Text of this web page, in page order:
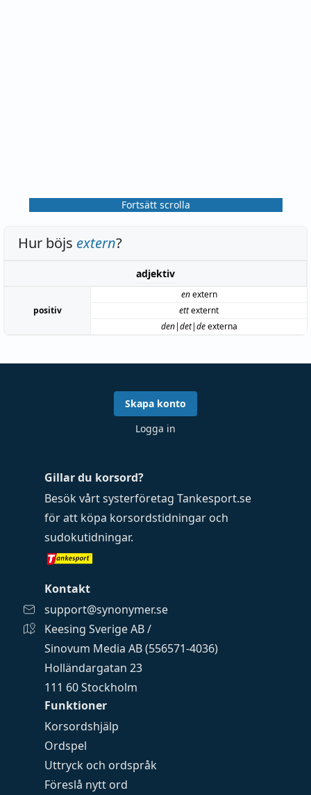
Fortsätt scrolla
Hur böjs extern?
adjektiv
positiv
enextern
ettexternt
den|det|deexterna
Funktioner
Korsordshjälp
Ordspel
Uttryck och ordspråk
Föreslå nytt ord
Gillar du korsord?
Besök vårt systerföretag Tankesport.se
för att köpa korsordstidningar och
sudokutidningar.
Kontakt
support@synonymer.se
Keesing Sverige AB /
Sinovum Media AB (556571-4036)
Holländargatan 23
111 60 Stockholm
Skapa konto
Logga in